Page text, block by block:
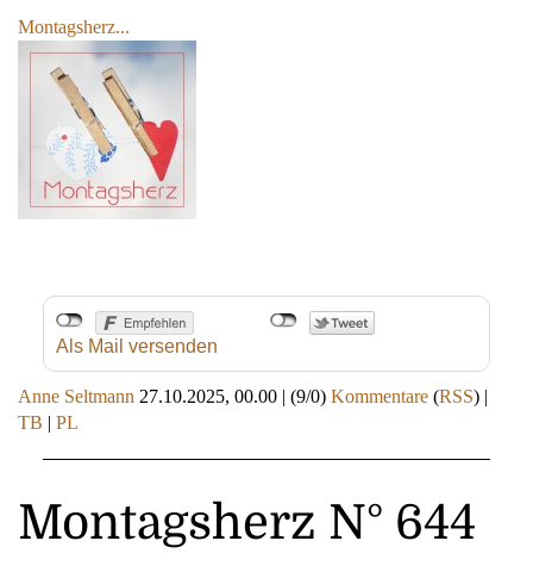
Montagsherz...
Als Mail versenden
Anne Seltmann 27.10.2025, 00.00 | (9/0) Kommentare (RSS) |
TB | PL
Montagsherz N° 644